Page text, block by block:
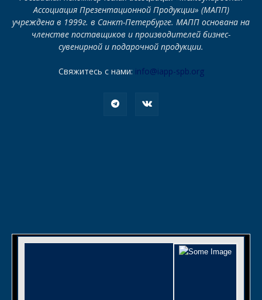
Ассоциация Презентационной Продукции» (МАПП)
учреждена в 1999г. в Санкт-Петербурге. МАПП основана на
членстве поставщиков и производителей бизнес-
сувенирной и подарочной продукции.
Свяжитесь с нами: info@iapp-spb.org